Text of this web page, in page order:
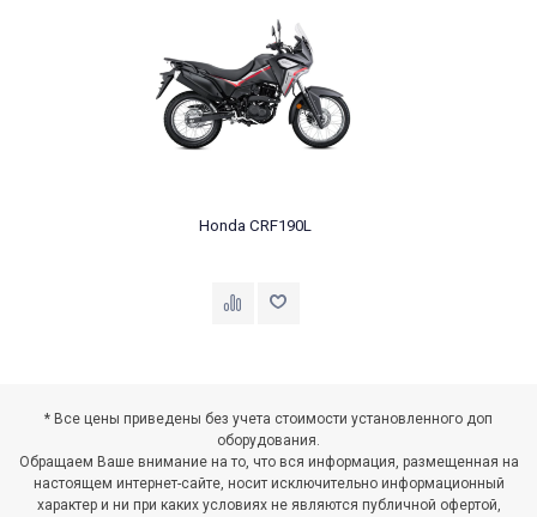
Honda CRF190L
* Все цены приведены без учета стоимости установленного доп
оборудования.
Обращаем Ваше внимание на то, что вся информация, размещенная на
настоящем интернет-сайте, носит исключительно информационный
характер и ни при каких условиях не являются публичной офертой,